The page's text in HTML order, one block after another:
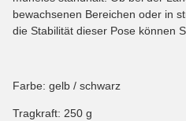
bewachsenen Bereichen oder in
die Stabilität dieser Pose können
Farbe: gelb / schwarz
Tragkraft: 250 g